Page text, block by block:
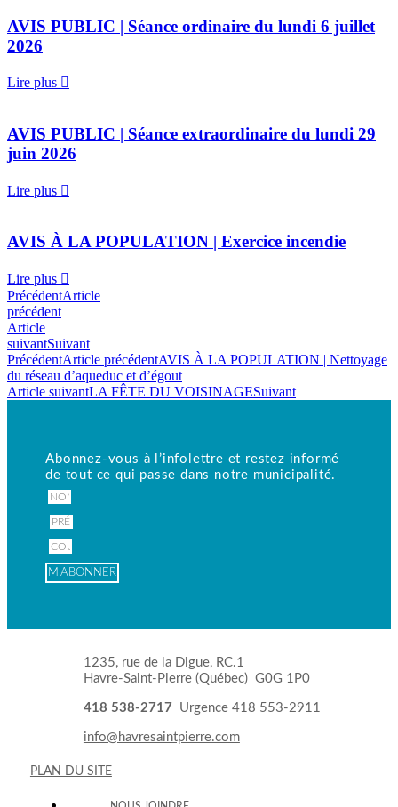
Politiques
Projets de
Budget
États financiers
Élections
Appel
Procédure
gestion
Rapport des
octroyés
AVIS PUBLIC | Séance ordinaire du lundi 6 juillet
2026
Lire plus
AVIS PUBLIC | Séance extraordinaire du lundi 29
juin 2026
Lire plus
AVIS À LA POPULATION | Exercice incendie
Lire plus
PrécédentArticle
précédent
Article
suivantSuivant
PrécédentArticle précédentAVIS À LA POPULATION | Nettoyage
du réseau d’aqueduc et d’égout
Article suivantLA FÊTE DU VOISINAGESuivant
Abonnez-vous à l’infolettre et restez informé
de tout ce qui passe dans notre municipalité.
M'ABONNER
1235, rue de la Digue, RC.1
Havre-Saint-Pierre (Québec) G0G 1P0
418 538-2717 Urgence 418 553-2911
info@havresaintpierre.com
PLAN DU SITE